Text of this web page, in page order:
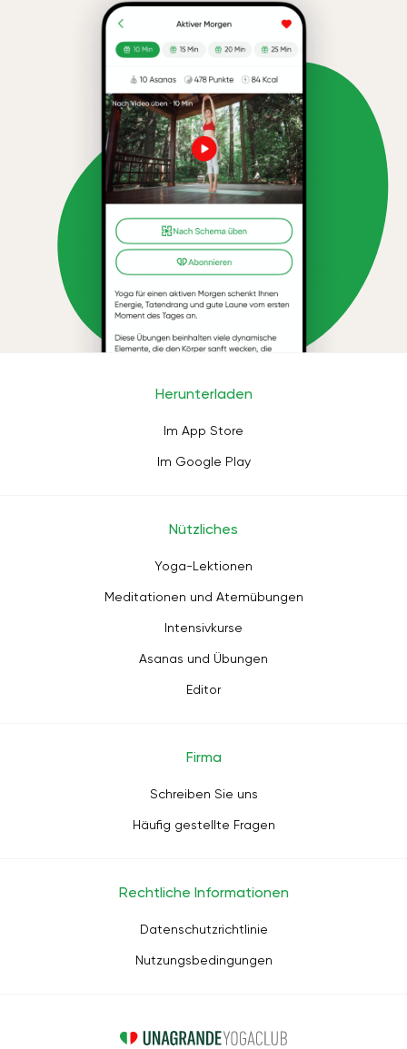
Herunterladen
Im App Store
Im Google Play
Nützliches
Yoga-Lektionen
Meditationen und Atemübungen
Intensivkurse
Asanas und Übungen
Editor
Firma
Schreiben Sie uns
Häufig gestellte Fragen
Rechtliche Informationen
Datenschutzrichtlinie
Nutzungsbedingungen